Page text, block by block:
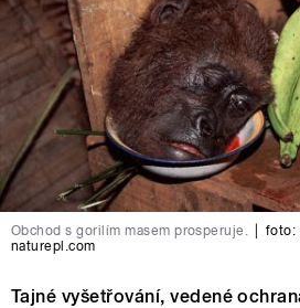
Obchod s gorilím masem prosperuje. foto:
naturepl.com
Tajné vyšetřování, vedené